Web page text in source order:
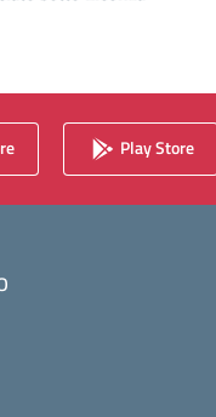
Play Store